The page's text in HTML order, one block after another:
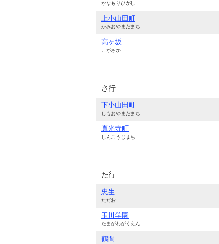
かなもりひがし
上小山田町
かみおやまだまち
高ヶ坂
こがさか
さ行
下小山田町
しもおやまだまち
真光寺町
しんこうじまち
た行
忠生
ただお
玉川学園
たまがわがくえん
鶴間